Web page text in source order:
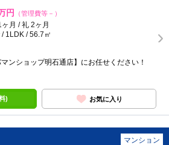
円 （管理費等－）
月 / 礼 2ヶ月
/ 1LDK / 56.7㎡
ンショップ明石通店】にお任せください！
) お気に入り
マンション